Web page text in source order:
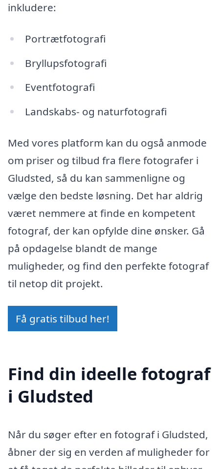
inkludere:
Portrætfotografi
Bryllupsfotografi
Eventfotografi
Landskabs- og naturfotografi
Med vores platform kan du også anmode
om priser og tilbud fra flere fotografer i
Gludsted, så du kan sammenligne og
vælge den bedste løsning. Det har aldrig
været nemmere at finde en kompetent
fotograf, der kan opfylde dine ønsker. Gå
på opdagelse blandt de mange
muligheder, og find den perfekte fotograf
til netop dit projekt.
Få gratis tilbud her!
Find din ideelle fotograf
i Gludsted
Når du søger efter en fotograf i Gludsted,
åbner der sig en verden af muligheder for